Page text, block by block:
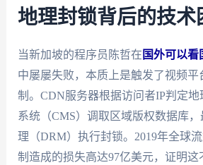
地理封锁背后的技术
当新加坡的程序员陈哲在 国外可以看
中屡屡失败，本质上是触发了视频平
制。CDN服务器根据访问者IP判定
系统（CMS）调取区域版权数据库
理（DRM）执行封锁。2019年全球
制造成的损失高达97亿美元，证明这